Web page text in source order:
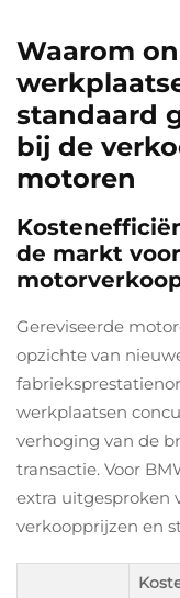
Waarom
standaard
bij de
motoren
de markt
Gereviseerde
opzichte van
werkplaatsen
verhoging van de
transactie. Voor
extra uitgesproken
verkoopprijzen en